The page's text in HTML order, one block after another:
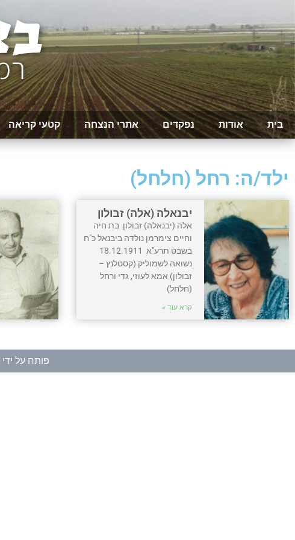
בית אודות נפקדים אתרי הנצחה קטעי קריאה
ילד/ה: רחל (חלחל)
יבנאלה (אלה) זבולון
אלה (יבנאלה) זבולון בת חיה
וחיים צימרמן נולדה ביבנאל כ"ח
בשבט תרע"א 18.12.1911
נשואה לשמוליק (קסטלנץ –
זבולון) אמא לעוזי, גדי ורחל
(חלחל)
קרא עוד »
פותח על ידי